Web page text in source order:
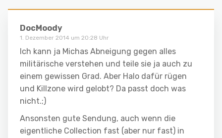
DocMoody
1. Dezember 2014 um 20:28 Uhr
Ich kann ja Michas Abneigung gegen alles
militärische verstehen und teile sie ja auch zu
einem gewissen Grad. Aber Halo dafür rügen
und Killzone wird gelobt? Da passt doch was
nicht.;)
Ansonsten gute Sendung, auch wenn die
eigentliche Collection fast (aber nur fast) in